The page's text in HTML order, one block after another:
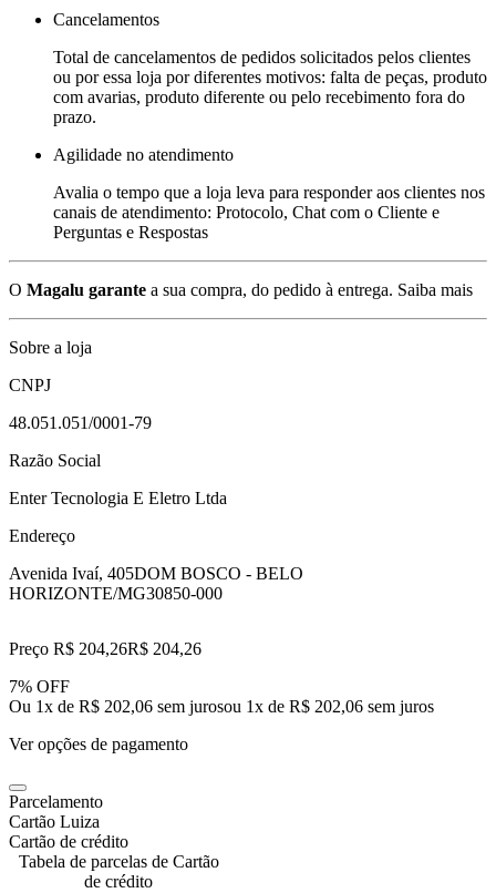
Cancelamentos
Total de cancelamentos de pedidos solicitados pelos clientes
ou por essa loja por diferentes motivos: falta de peças, produto
com avarias, produto diferente ou pelo recebimento fora do
prazo.
Agilidade no atendimento
Avalia o tempo que a loja leva para responder aos clientes nos
canais de atendimento: Protocolo, Chat com o Cliente e
Perguntas e Respostas
O Magalu garante a sua compra, do pedido à entrega. Saiba mais
Sobre a loja
CNPJ
48.051.051/0001-79
Razão Social
Enter Tecnologia E Eletro Ltda
Endereço
Avenida Ivaí, 405DOM BOSCO - BELO
HORIZONTE/MG30850-000
Preço R$ 204,26R$ 204,26
7% OFF
Ou 1x de R$ 202,06 sem jurosou 1x de R$ 202,06 sem juros
Ver opções de pagamento
Parcelamento
Cartão Luiza
Cartão de crédito
Tabela de parcelas de Cartão
de crédito